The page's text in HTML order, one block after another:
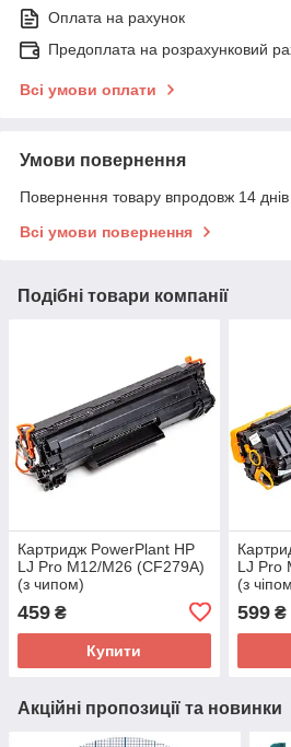
Оплата на рахунок
Предоплата на розрахунковий
Всі умови оплати
Умови повернення
Повернення товару впродовж 14
Всі умови повернення
Подібні товари компанії
Картридж PowerPlant HP
LJ Pro M12/M26 (CF279A)
(з чипом)
459 ₴
Купити
LJ Pro
(з
599₴
Акційні пропозиції та новинки